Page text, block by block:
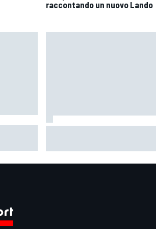
raccontando un nuovo Lando